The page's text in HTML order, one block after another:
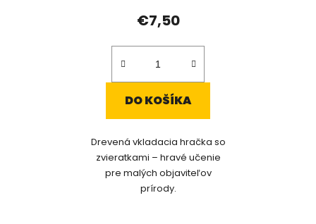
€7,50
DO KOŠÍKA
Drevená vkladacia hračka so
zvieratkami – hravé učenie
pre malých objaviteľov
prírody.